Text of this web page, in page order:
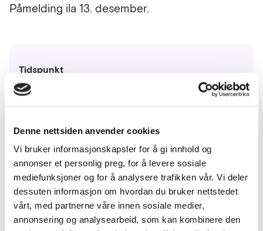
Denne nettsiden anvender cookies
Vi bruker informasjonskapsler for å gi innhold og
annonser et personlig preg, for å levere sosiale
mediefunksjoner og for å analysere trafikken vår. Vi deler
dessuten informasjon om hvordan du bruker nettstedet
vårt, med partnerne våre innen sosiale medier,
annonsering og analysearbeid, som kan kombinere den
Påmelding ila 13. desember.
Tidspunkt
Torsdag 16. desember 2021 kl. 10:00 -
15:00
Sted
Digital Microsoft Teams.
Meld deg på